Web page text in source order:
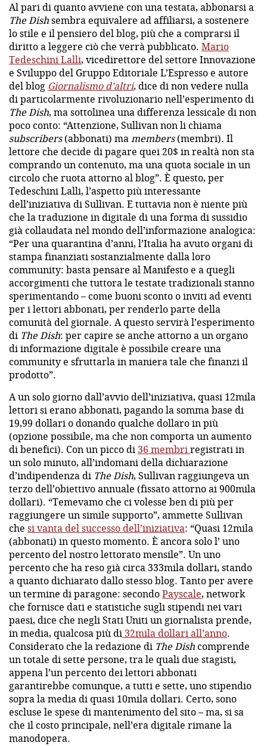
Al pari di quanto avviene con una testata, abbonarsi a
The Dishsembra equivalere ad affiliarsi, a sostenere
lo stile e il pensiero del blog, più che a comprarsi il
diritto a leggere ciò che verrà pubblicato. Mario
Tedeschini Lalli, vicedirettore del settore Innovazione
e Sviluppo del Gruppo Editoriale L’Espresso e autore
del blog Giornalismo d’altri, dice di non vedere nulla
di particolarmente rivoluzionario nell’esperimento di
The Dish, ma sottolinea una differenza lessicale di non
poco conto: “Attenzione, Sullivan non li chiama
subscribers(abbonati) mamembers(membri). Il
lettore che decide di pagare quei 20$ in realtà non sta
comprando un contenuto, ma una quota sociale in un
circolo che ruota attorno al blog”. È questo, per
Tedeschini Lalli, l’aspetto più interessante
dell’iniziativa di Sullivan. E tuttavia non è niente più
che la traduzione in digitale di una forma di sussidio
già collaudata nel mondo dell’informazione analogica:
“Per una quarantina d’anni, l’Italia ha avuto organi di
stampa finanziati sostanzialmente dalla loro
community: basta pensare al Manifesto e a quegli
accorgimenti che tuttora le testate tradizionali stanno
sperimentando – come buoni sconto o inviti ad eventi
per i lettori abbonati, per renderlo parte della
comunità del giornale. A questo servirà l’esperimento
di The Dish: per capire se anche attorno a un organo
di informazione digitale è possibile creare una
community e sfruttarla in maniera tale che finanzi il
prodotto”.
A un solo giorno dall’avvio dell’iniziativa, quasi 12mila
lettori si erano abbonati, pagando la somma base di
19,99 dollari o donando qualche dollaro in più
(opzione possibile, ma che non comporta un aumento
di benefici). Con un picco di 36 membriregistrati in
un solo minuto, all’indomani della dichiarazione
d’indipendenza di The Dish, Sullivan raggiungeva un
terzo dell’obiettivo annuale (fissato attorno ai 900mila
dollari). “Temevamo che ci volesse ben di più per
raggiungere un simile supporto”, ammette Sullivan
che si vanta del successo dell’iniziativa: “Quasi 12mila
(abbonati) in questo momento. È ancora solo l’ uno
percento del nostro lettorato mensile”. Un uno
percento che ha reso già circa 333mila dollari, stando
a quanto dichiarato dallo stesso blog. Tanto per avere
un termine di paragone: secondoPayscale, network
che fornisce dati e statistiche sugli stipendi nei vari
paesi, dice che negli Stati Uniti un giornalista prende,
in media, qualcosa più di 32mila dollari all’anno.
Considerato che la redazione di The Dishcomprende
un totale di sette persone, tra le quali due stagisti,
appena l’un percento dei lettori abbonati
garantirebbe comunque, a tutti e sette, uno stipendio
sopra la media di quasi 10mila dollari. Certo, sono
escluse le spese di mantenimento del sito – ma, si sa
che il costo principale, nell’era digitale rimane la
manodopera.